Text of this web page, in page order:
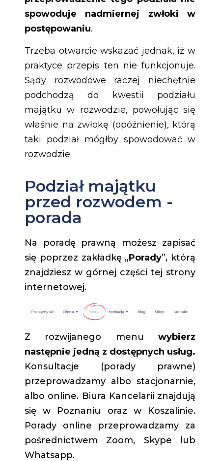
spowoduje nadmiernej zwłoki w
postępowaniu.
Trzeba otwarcie wskazać jednak, iż w
praktyce przepis ten nie funkcjonuje.
Sądy rozwodowe raczej niechętnie
podchodzą do kwestii podziału
majątku w rozwodzie, powołując się
właśnie na zwłokę (opóźnienie), którą
taki podział mógłby spowodować w
rozwodzie.
Podział majątku
przed rozwodem -
porada
Na poradę prawną możesz zapisać
się poprzez zakładkę „Porady”, którą
znajdziesz w górnej części tej strony
internetowej.
Z rozwijanego menu wybierz
następnie jedną z dostępnych usług.
Konsultacje (porady prawne)
przeprowadzamy albo stacjonarnie,
albo online. Biura Kancelarii znajdują
się w Poznaniu oraz w Koszalinie.
Porady online przeprowadzamy za
pośrednictwem Zoom, Skype lub
Whatsapp.